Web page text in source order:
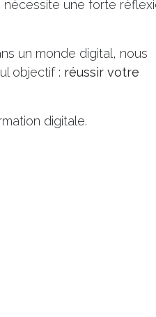
une forte
un monde digital, nous
objectif : réussir votre
digitale.